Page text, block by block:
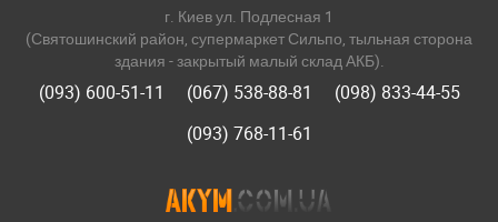
г. Киев ул. Подлесная 1
(Святошинский район, супермаркет Сильпо, тыльная сторона
здания - закрытый малый склад АКБ).
(093) 600-51-11 (067) 538-88-81
(098) 833-44-55
(093) 768-11-61